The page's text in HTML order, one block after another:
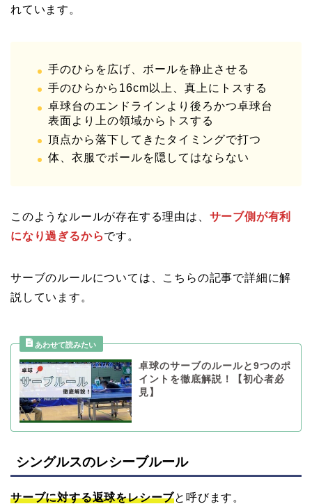
れています。
手のひらを広げ、ボールを静止させる
手のひらから16cm以上、真上にトスする
卓球台のエンドラインより後ろかつ卓球台
表面より上の領域からトスする
頂点から落下してきたタイミングで打つ
体、衣服でボールを隠してはならない
このようなルールが存在する理由は、 サーブ側が有利
になり過ぎるからです。
サーブのルールについては、こちらの記事で詳細に解
説しています。
卓球のサーブのルールと9つのポ
イントを徹底解説！【初心者必
見】
シングルスのレシーブルール
サーブに対する返球をレシーブと呼びます。